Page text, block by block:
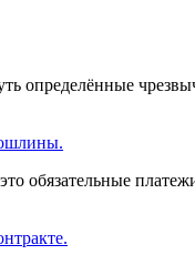
определённые
обязательные